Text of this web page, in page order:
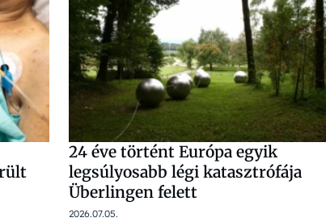
24 éve történt Európa egyik
legsúlyosabb légi katasztrófája
Überlingen felett
2026.07.05.